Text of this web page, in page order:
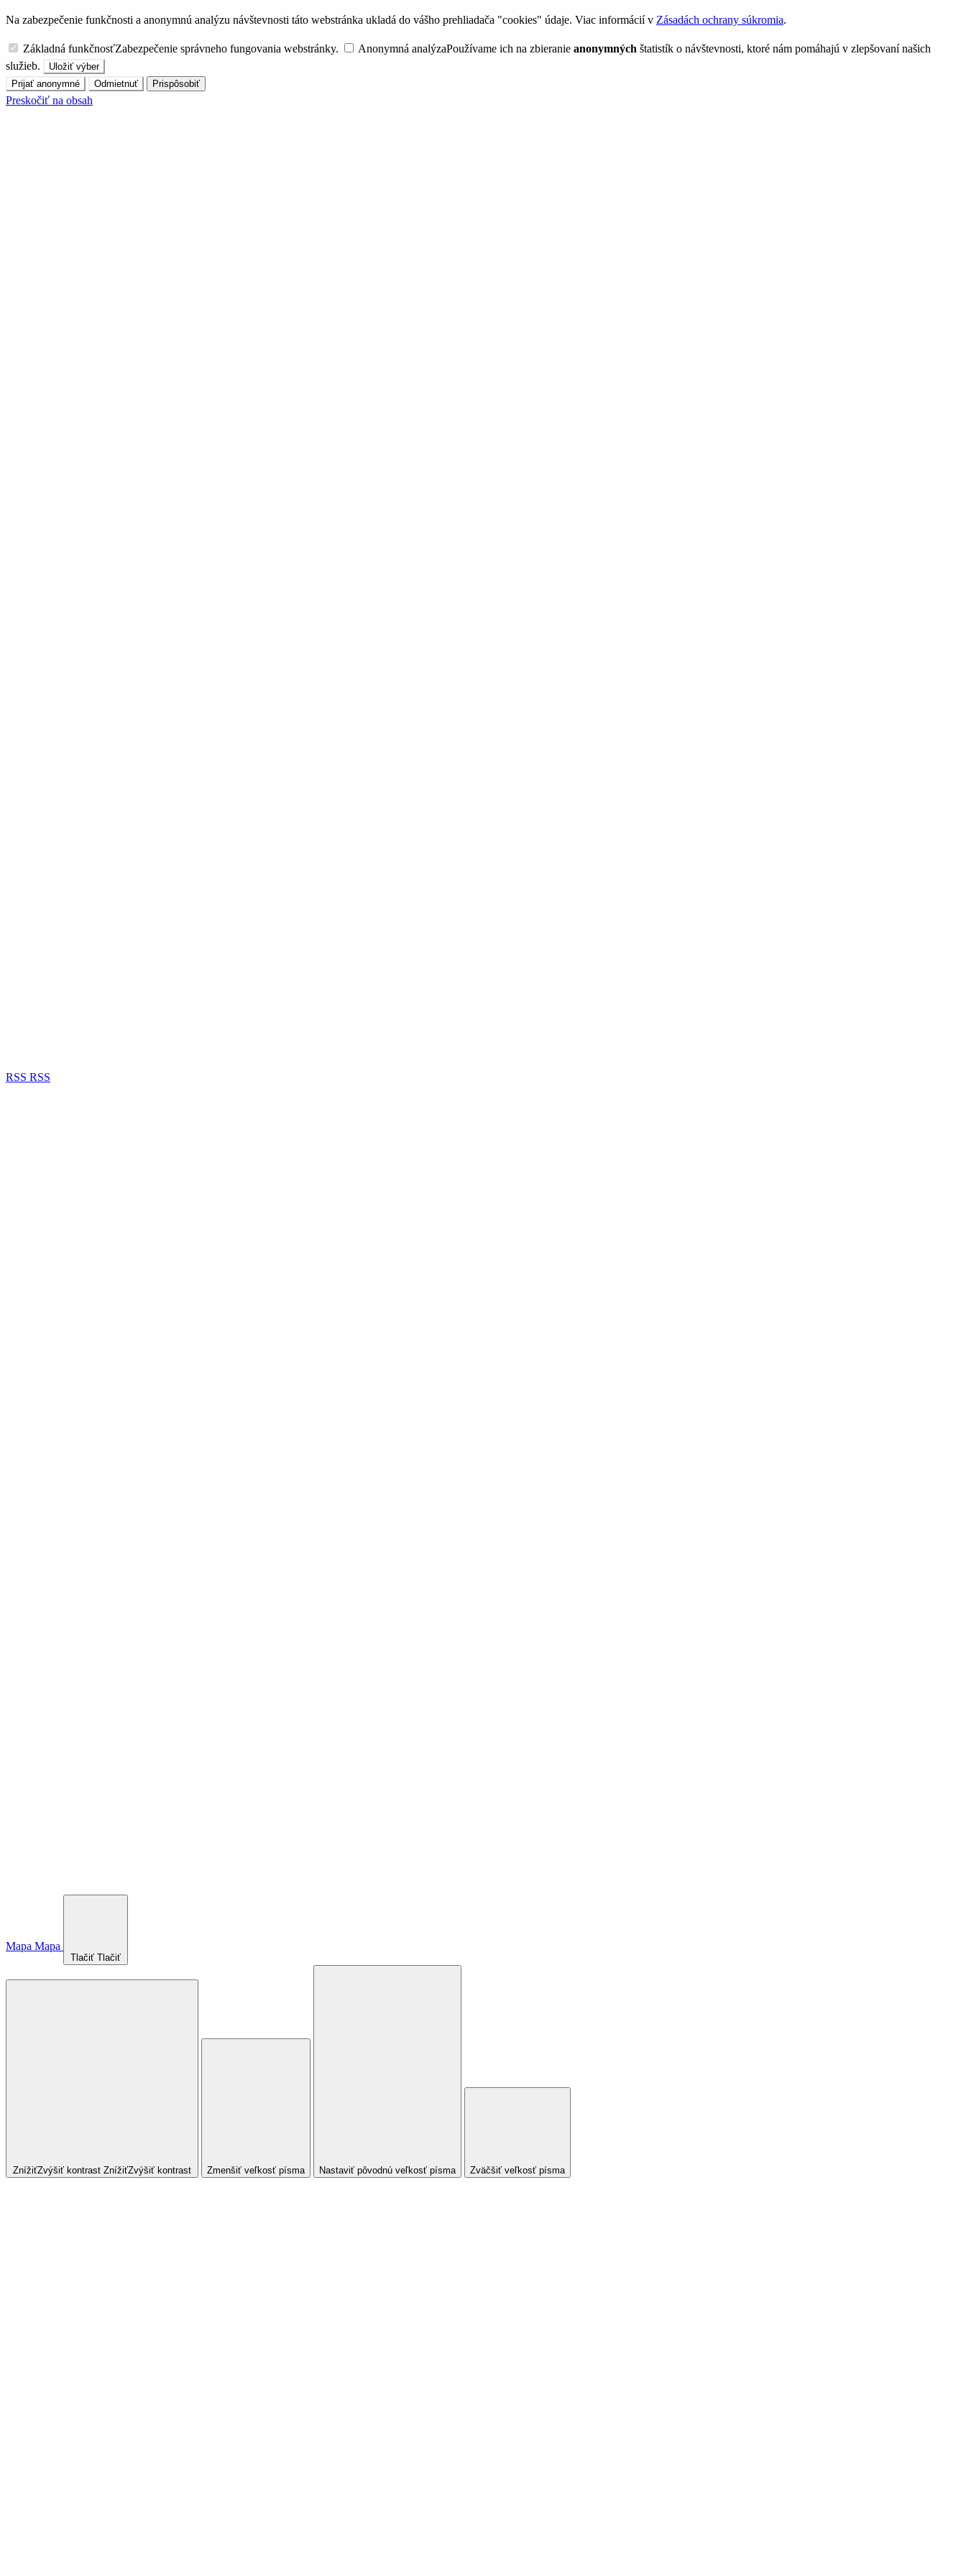
Na zabezpečenie funkčnosti a anonymnú analýzu návštevnosti táto webstránka ukladá do vášho prehliadača "cookies" údaje. Viac informácií v Zásadách ochrany súkromia.
Základná funkčnosťZabezpečenie správneho fungovania webstránky. Anonymná analýzaPoužívame ich na zbieranie anonymných štatistík o návštevnosti, ktoré nám pomáhajú v zlepšovaní našich
služieb.
Uložiť výber
Prijať anonymné
Odmietnuť Prispôsobiť
Preskočiť na obsah
RSS RSS
Mapa Mapa
Tlačiť Tlačiť
ZnížiťZvýšiť kontrast ZnížiťZvýšiť kontrast Zmenšiť veľkosť písma Nastaviť pôvodnú veľkosť písma Zväčšiť veľkosť písma